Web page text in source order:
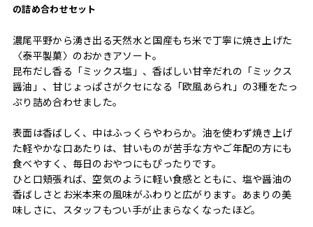
の詰め合わせセット
濃尾平野から湧き出る天然水と国産もち米で丁寧に焼き上げた
〈泰平製菓〉のおかきアソート。
昆布だし香る「ミックス塩」、香ばしい甘辛だれの「ミックス
醤油」、甘じょっぱさがクセになる「欧風あられ」の3種をたっ
ぷり詰め合わせました。
表面は香ばしく、中はふっくらやわらか。油を使わず焼き上げ
た軽やかな口あたりは、甘いものが苦手な方やご年配の方にも
食べやすく、毎日のおやつにもぴったりです。
ひと口頬張れば、空気のように軽い食感とともに、塩や醤油の
香ばしさとお米本来の風味がふわりと広がります。あまりの美
味しさに、スタッフもつい手が止まらなくなったほど。